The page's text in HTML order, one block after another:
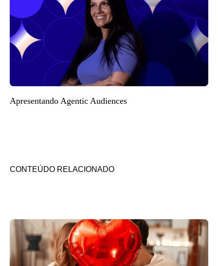
Apresentando Agentic Audiences
CONTEÚDO RELACIONADO